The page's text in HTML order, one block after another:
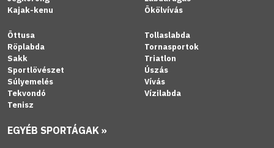
Kajak-kenu
Ökölvívás
Öttusa
Röplabda
Sakk
Sportlövészet
Súlyemelés
Tekvondó
Tenisz
Tollaslabda
Tornasportok
Triatlon
Úszás
Vívás
Vízilabda
EGYÉB SPORTÁGAK »